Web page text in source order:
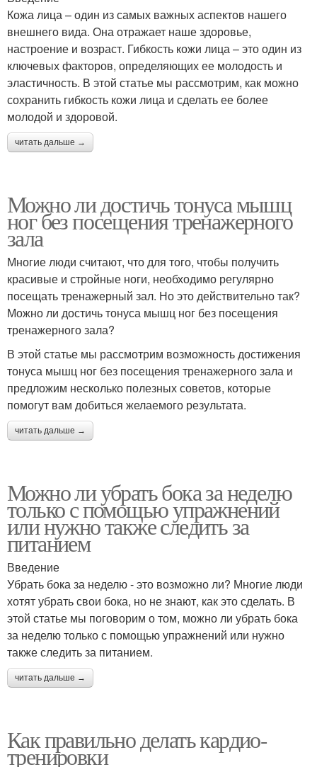
Кожа лица – один из самых важных аспектов нашего
внешнего вида. Она отражает наше здоровье,
настроение и возраст. Гибкость кожи лица – это один из
ключевых факторов, определяющих ее молодость и
эластичность. В этой статье мы рассмотрим, как можно
сохранить гибкость кожи лица и сделать ее более
молодой и здоровой.
читать дальше →
Можно ли достичь тонуса мышц
ног без посещения тренажерного
зала
Многие люди считают, что для того, чтобы получить
красивые и стройные ноги, необходимо регулярно
посещать тренажерный зал. Но это действительно так?
Можно ли достичь тонуса мышц ног без посещения
тренажерного зала?
В этой статье мы рассмотрим возможность достижения
тонуса мышц ног без посещения тренажерного зала и
предложим несколько полезных советов, которые
помогут вам добиться желаемого результата.
читать дальше →
Можно ли убрать бока за неделю
только с помощью упражнений
или нужно также следить за
питанием
Введение
Убрать бока за неделю - это возможно ли? Многие люди
хотят убрать свои бока, но не знают, как это сделать. В
этой статье мы поговорим о том, можно ли убрать бока
за неделю только с помощью упражнений или нужно
также следить за питанием.
читать дальше →
Как правильно делать кардио-
тренировки